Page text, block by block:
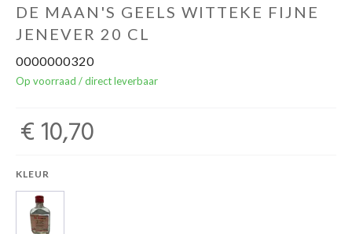
Geels Witteke De Maan's Jenever
DE MAAN'S GEELS WITTEKE FIJNE
JENEVER 20 CL
0000000320
Op voorraad / direct leverbaar
€ 10,70
KLEUR